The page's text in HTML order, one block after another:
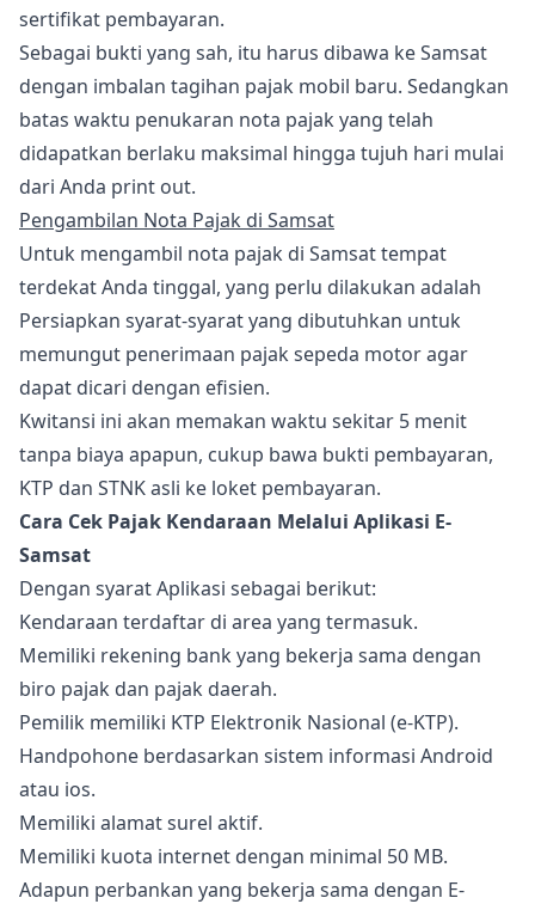
sertifikat pembayaran.
Sebagai bukti yang sah, itu harus dibawa ke Samsat
dengan imbalan tagihan pajak mobil baru. Sedangkan
batas waktu penukaran nota pajak yang telah
didapatkan berlaku maksimal hingga tujuh hari mulai
dari Anda print out.
Pengambilan Nota Pajak di Samsat
Untuk mengambil nota pajak di Samsat tempat
terdekat Anda tinggal, yang perlu dilakukan adalah
Persiapkan syarat-syarat yang dibutuhkan untuk
memungut penerimaan pajak sepeda motor agar
dapat dicari dengan efisien.
Kwitansi ini akan memakan waktu sekitar 5 menit
tanpa biaya apapun, cukup bawa bukti pembayaran,
KTP dan STNK asli ke loket pembayaran.
Cara Cek Pajak Kendaraan Melalui Aplikasi E-
Samsat
Dengan syarat Aplikasi sebagai berikut:
Kendaraan terdaftar di area yang termasuk.
Memiliki rekening bank yang bekerja sama dengan
biro pajak dan pajak daerah.
Pemilik memiliki KTP Elektronik Nasional (e-KTP).
Handpohone berdasarkan sistem informasi Android
atau ios.
Memiliki alamat surel aktif.
Memiliki kuota internet dengan minimal 50 MB.
Adapun perbankan yang bekerja sama dengan E-